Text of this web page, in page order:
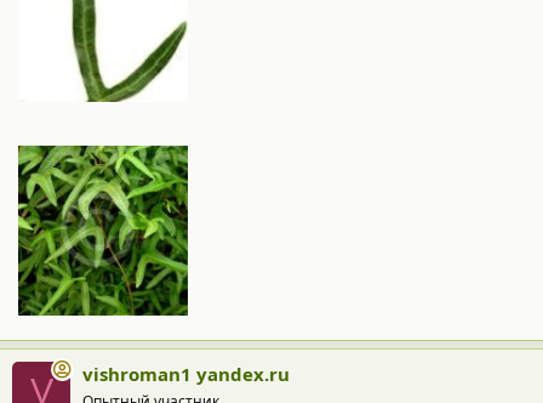
V vishroman1 yandex.ru